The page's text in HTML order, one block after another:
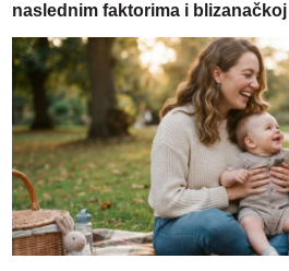
naslednim faktorima i